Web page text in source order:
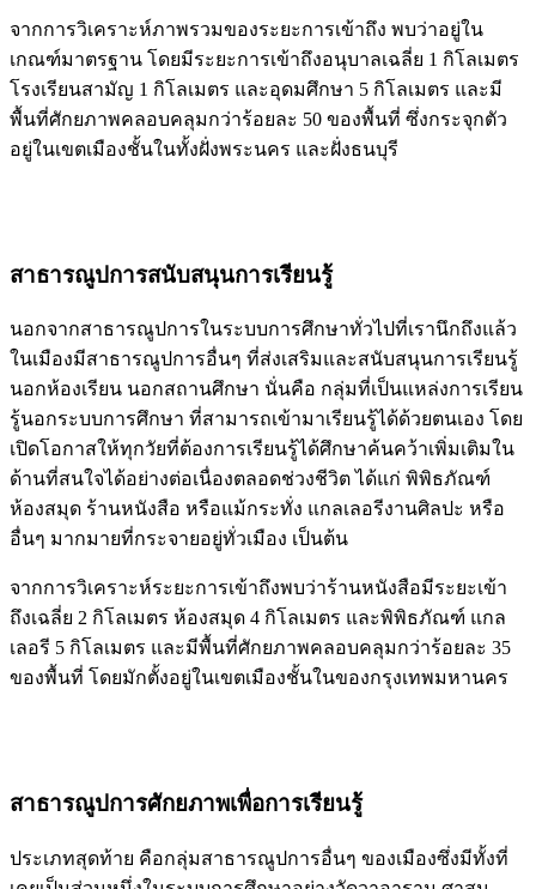
จากการวิเคราะห์ภาพรวมของระยะการเข้าถึง พบว่าอยู่ใน
เกณฑ์มาตรฐาน โดยมีระยะการเข้าถึงอนุบาลเฉลี่ย 1 กิโลเมตร
โรงเรียนสามัญ 1 กิโลเมตร และอุดมศึกษา 5 กิโลเมตร และมี
พื้นที่ศักยภาพคลอบคลุมกว่าร้อยละ 50 ของพื้นที่ ซึ่งกระจุกตัว
อยู่ในเขตเมืองชั้นในทั้งฝั่งพระนคร และฝั่งธนบุรี
สาธารณูปการสนับสนุนการเรียนรู้
นอกจากสาธารณูปการในระบบการศึกษาทั่วไปที่เรานึกถึงแล้ว
ในเมืองมีสาธารณูปการอื่นๆ ที่ส่งเสริมและสนับสนุนการเรียนรู้
นอกห้องเรียน นอกสถานศึกษา นั่นคือ กลุ่มที่เป็นแหล่งการเรียน
รู้นอกระบบการศึกษา ที่สามารถเข้ามาเรียนรู้ได้ด้วยตนเอง โดย
เปิดโอกาสให้ทุกวัยที่ต้องการเรียนรู้ได้ศึกษาค้นคว้าเพิ่มเติมใน
ด้านที่สนใจได้อย่างต่อเนื่องตลอดช่วงชีวิต ได้แก่ พิพิธภัณฑ์
ห้องสมุด ร้านหนังสือ หรือแม้กระทั่ง แกลเลอรีงานศิลปะ หรือ
อื่นๆ มากมายที่กระจายอยู่ทั่วเมือง เป็นต้น
จากการวิเคราะห์ระยะการเข้าถึงพบว่าร้านหนังสือมีระยะเข้า
ถึงเฉลี่ย 2 กิโลเมตร ห้องสมุด 4 กิโลเมตร และพิพิธภัณฑ์ แกล
เลอรี 5 กิโลเมตร และมีพื้นที่ศักยภาพคลอบคลุมกว่าร้อยละ 35
ของพื้นที่ โดยมักตั้งอยู่ในเขตเมืองชั้นในของกรุงเทพมหานคร
สาธารณูปการศักยภาพเพื่อการเรียนรู้
ประเภทสุดท้าย คือกลุ่มสาธารณูปการอื่นๆ ของเมืองซึ่งมีทั้งที่